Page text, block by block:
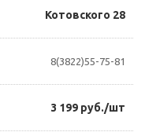
Котовского 28
8(3822)55-75-81
3 199 руб./шт